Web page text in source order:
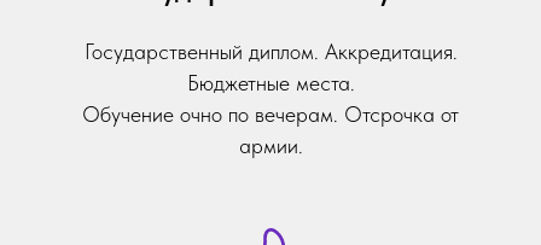
Государственный диплом. Аккредитация.
Бюджетные места.
Обучение очно по вечерам. Отсрочка от
армии.